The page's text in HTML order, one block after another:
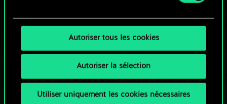
Autoriser tous les cookies
Autoriser la sélection
Utiliser uniquement les cookies nécessaires